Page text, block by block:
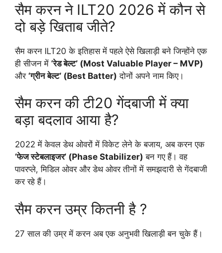
सैम करन ने ILT20 2026 में कौन से
दो बड़े खिताब जीते?
सैम करन ILT20 के इतिहास में पहले ऐसे खिलाड़ी बने जिन्होंने एक
ही सीजन में ‘रेड बेल्ट’ (Most Valuable Player – MVP)
और ‘ग्रीन बेल्ट’ (Best Batter) दोनों अपने नाम किए।
सैम करन की टी20 गेंदबाजी में क्या
बड़ा बदलाव आया है?
2022 में केवल डेथ ओवरों में विकेट लेने के बजाय, अब करन एक
‘फेज स्टेबलाइजर’ (Phase Stabilizer) बन गए हैं। वह
पावरप्ले, मिडिल ओवर और डेथ ओवर तीनों में समझदारी से गेंदबाजी
कर रहे हैं।
सैम करन उम्र कितनी है ?
27 साल की उम्र में करन अब एक अनुभवी खिलाड़ी बन चुके हैं।